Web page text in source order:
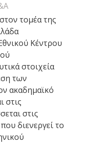
τομέα της
Κέντρου
στοιχεία
των
ακαδημαϊκό
στις
στις
διενεργεί το